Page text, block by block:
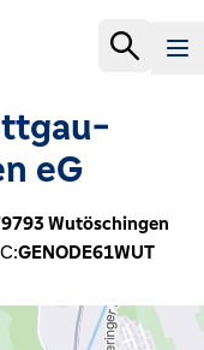
eG
Wutöschingen
GENODE61WUT